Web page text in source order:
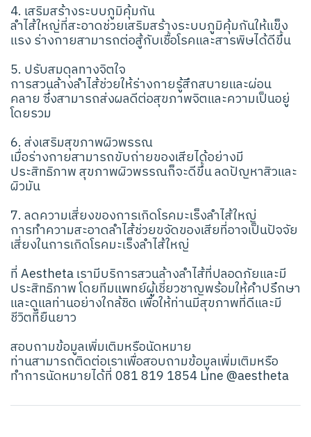
4. เสริมสร้างระบบภูมิคุ้มกัน
ลำไส้ใหญ่ที่สะอาดช่วยเสริมสร้างระบบภูมิคุ้มกันให้แข็ง
แรง ร่างกายสามารถต่อสู้กับเชื้อโรคและสารพิษได้ดีขึ้น
5. ปรับสมดุลทางจิตใจ
การสวนล้างลำไส้ช่วยให้ร่างกายรู้สึกสบายและผ่อน
คลาย ซึ่งสามารถส่งผลดีต่อสุขภาพจิตและความเป็นอยู่
โดยรวม
6. ส่งเสริมสุขภาพผิวพรรณ
เมื่อร่างกายสามารถขับถ่ายของเสียได้อย่างมี
ประสิทธิภาพ สุขภาพผิวพรรณก็จะดีขึ้น ลดปัญหาสิวและ
ผิวมัน
7. ลดความเสี่ยงของการเกิดโรคมะเร็งลำไส้ใหญ่
การทำความสะอาดลำไส้ช่วยขจัดของเสียที่อาจเป็นปัจจัย
เสี่ยงในการเกิดโรคมะเร็งลำไส้ใหญ่
ที่ Aestheta เรามีบริการสวนล้างลำไส้ที่ปลอดภัยและมี
ประสิทธิภาพ โดยทีมแพทย์ผู้เชี่ยวชาญพร้อมให้คำปรึกษา
และดูแลท่านอย่างใกล้ชิด เพื่อให้ท่านมีสุขภาพที่ดีและมี
ชีวิตที่ยืนยาว
สอบถามข้อมูลเพิ่มเติมหรือนัดหมาย
ท่านสามารถติดต่อเราเพื่อสอบถามข้อมูลเพิ่มเติมหรือ
ทำการนัดหมายได้ที่ 081 819 1854 Line @aestheta